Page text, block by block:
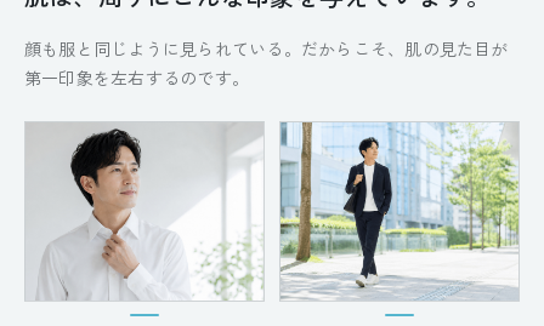
顔も服と同じように見られている。だからこそ、肌の見た目が
第一印象を左右するのです。